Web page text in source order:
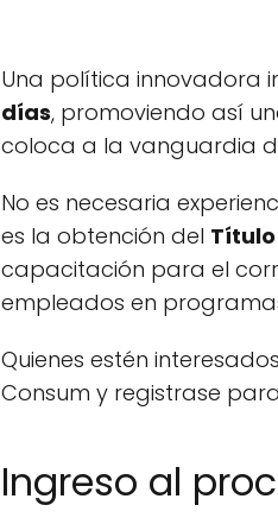
Una política innovadora
días, promoviendo así
coloca a la vanguardia
No es necesaria
es la obtención del
capacitación para el
empleados en
Quienes estén
Consum y registrase
Ingreso al